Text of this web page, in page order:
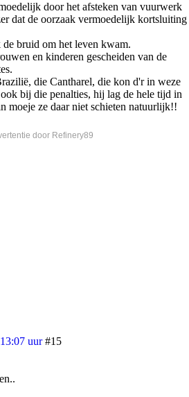
door het afsteken van vuurwerk
dat de oorzaak vermoedelijk kortsluiting
bruid om het leven kwam.
en kinderen gescheiden van de
die Cantharel, die kon d'r in weze
bij die penalties, hij lag de hele tijd in
moeje ze daar niet schieten natuurlijk!!
door Refinery89
uur #15